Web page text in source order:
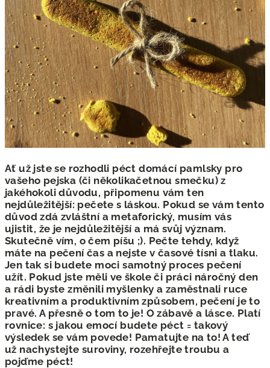
Ať už jste se rozhodli péct domácí pamlsky pro
vašeho pejska (či několikačetnou smečku) z
jakéhokoli důvodu, připomenu vám ten
nejdůležitější: pečete s láskou. Pokud se vám tento
důvod zdá zvláštní a metaforický, musím vás
ujistit, že je nejdůležitější a má svůj význam.
Skutečně vím, o čem píšu ;). Pečte tehdy, když
máte na pečení čas a nejste v časové tísni a tlaku.
Jen tak si budete moci samotný proces pečení
užít. Pokud jste měli ve škole či práci náročný den
a rádi byste změnili myšlenky a zaměstnali ruce
kreativním a produktivním způsobem, pečení je to
pravé. A přesně o tom to je! O zábavě a lásce. Platí
rovnice: s jakou emocí budete péct = takový
výsledek se vám povede! Pamatujte na to! A teď
už nachystejte suroviny, rozehřejte troubu a
pojďme péct!